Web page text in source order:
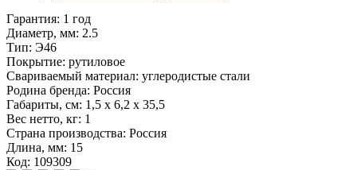
Гарантия: 1 год
Диаметр, мм: 2.5
Тип: Э46
Покрытие: рутиловое
Свариваемый материал: углеродистые стали
Родина бренда: Россия
Габариты, см: 1,5 х 6,2 х 35,5
Вес нетто, кг: 1
Страна производства: Россия
Длина, мм: 15
Код: 109309